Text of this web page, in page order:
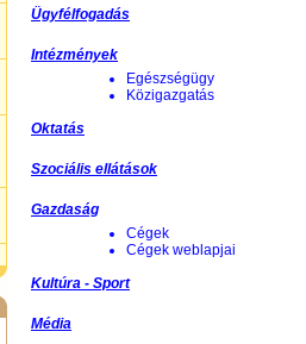
Ügyfélfogadás
Intézmények
Egészségügy
Közigazgatás
Oktatás
Szociális ellátások
Gazdaság
Cégek
Cégek weblapjai
Kultúra - Sport
Média